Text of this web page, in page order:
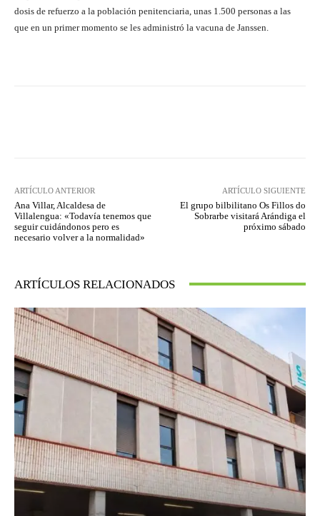
dosis de refuerzo a la población penitenciaria, unas 1.500 personas a las
que en un primer momento se les administró la vacuna de Janssen.
ARTÍCULO ANTERIOR
Ana Villar, Alcaldesa de
Villalengua: «Todavía tenemos que
seguir cuidándonos pero es
necesario volver a la normalidad»
ARTÍCULO SIGUIENTE
El grupo bilbilitano Os Fillos do
Sobrarbe visitará Arándiga el
próximo sábado
ARTÍCULOS RELACIONADOS